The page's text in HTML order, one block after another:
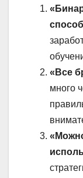
«Все
много